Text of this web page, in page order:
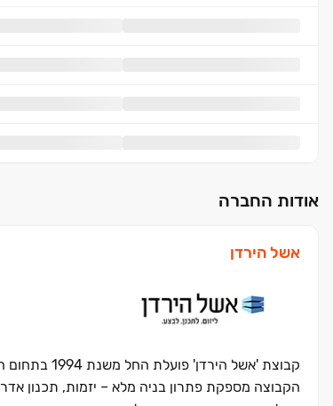
אודות החברה
אשל הירדן
קבוצת 'אשל הירדן' פועלת החל משנת 1994 בתחום היזום והבניה בישראל במגוון פרויקטים למגורים, מסחר ותעסוקה.
הקבוצה מספקת פתרון בניה מלא – יזמות, תכנון